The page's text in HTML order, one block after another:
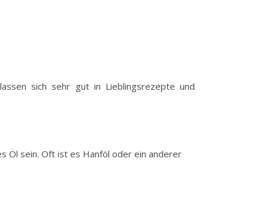
sich sehr gut in Lieblingsrezepte und
Öl sein. Oft ist es Hanföl oder ein anderer